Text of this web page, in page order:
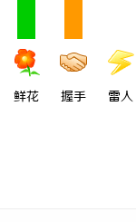
鲜花 握手 雷人